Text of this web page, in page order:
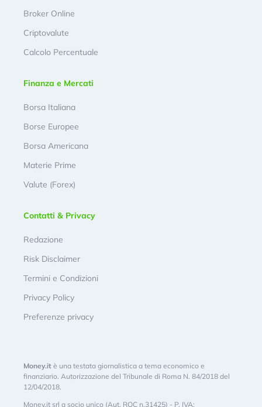
Broker Online
Criptovalute
Calcolo Percentuale
Finanza e Mercati
Borsa Italiana
Borse Europee
Borsa Americana
Materie Prime
Valute (Forex)
Contatti & Privacy
Redazione
Risk Disclaimer
Termini e Condizioni
Privacy Policy
Preferenze privacy
Money.it è una testata giornalistica a tema economico e
finanziario. Autorizzazione del Tribunale di Roma N. 84/2018 del
12/04/2018.
Money.it srl a socio unico (Aut. ROC n.31425) - P. IVA: